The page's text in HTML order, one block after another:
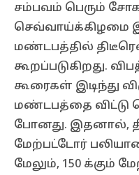
சம்பவம் பெரும்
செவ்வாய்க்கிழமை
மண்டபத்தில்
கூறப்படுகிறது.
கூரைகள் இடிந்து
மண்டபத்தை விட்டு
போனது. இதனால்,
மேற்பட்டோர்
மேலும், 150 க்கும்